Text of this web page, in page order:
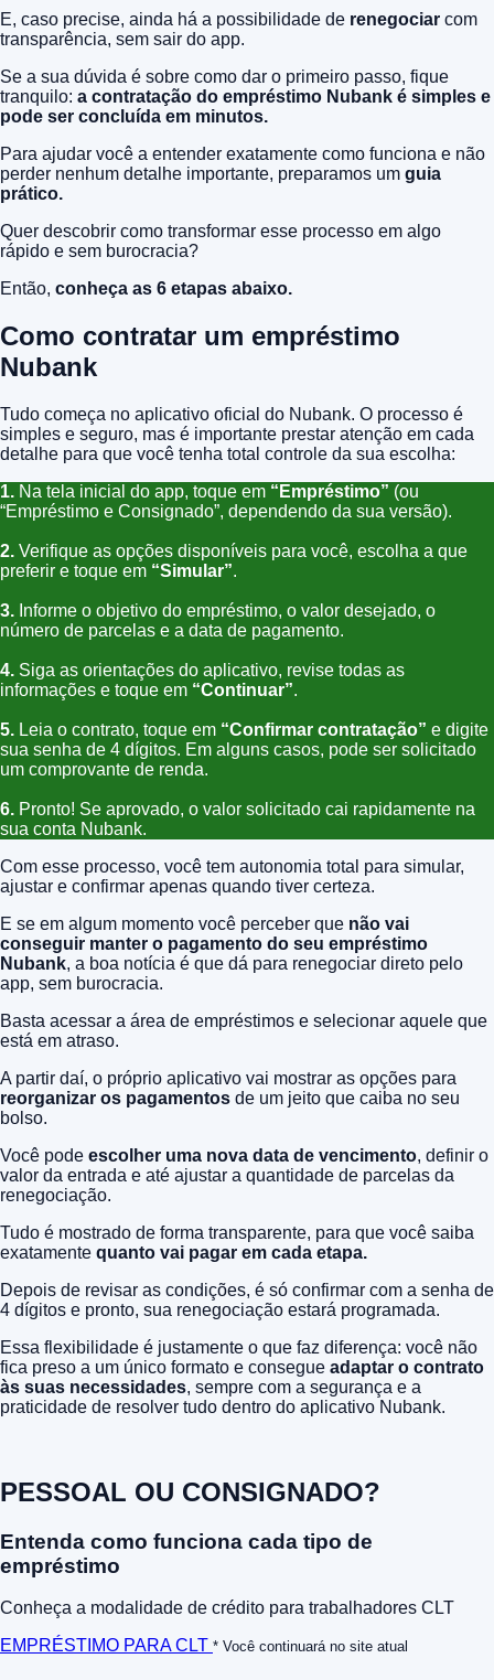
E, caso precise, ainda há a possibilidade de renegociar com
transparência, sem sair do app.
Se a sua dúvida é sobre como dar o primeiro passo, fique
tranquilo: a contratação do empréstimo Nubank é simples e
pode ser concluída em minutos.
Para ajudar você a entender exatamente como funciona e não
perder nenhum detalhe importante, preparamos um guia
prático.
Quer descobrir como transformar esse processo em algo
rápido e sem burocracia?
Então, conheça as 6 etapas abaixo.
Como contratar um empréstimo
Nubank
Tudo começa no aplicativo oficial do Nubank. O processo é
simples e seguro, mas é importante prestar atenção em cada
detalhe para que você tenha total controle da sua escolha:
1. Na tela inicial do app, toque em “Empréstimo” (ou
“Empréstimo e Consignado”, dependendo da sua versão).
2. Verifique as opções disponíveis para você, escolha a que
preferir e toque em “Simular”.
3. Informe o objetivo do empréstimo, o valor desejado, o
número de parcelas e a data de pagamento.
4. Siga as orientações do aplicativo, revise todas as
informações e toque em “Continuar”.
5. Leia o contrato, toque em “Confirmar contratação” e digite
sua senha de 4 dígitos. Em alguns casos, pode ser solicitado
um comprovante de renda.
6. Pronto! Se aprovado, o valor solicitado cai rapidamente na
sua conta Nubank.
Com esse processo, você tem autonomia total para simular,
ajustar e confirmar apenas quando tiver certeza.
E se em algum momento você perceber que não vai
conseguir manter o pagamento do seu empréstimo
Nubank, a boa notícia é que dá para renegociar direto pelo
app, sem burocracia.
Basta acessar a área de empréstimos e selecionar aquele que
está em atraso.
A partir daí, o próprio aplicativo vai mostrar as opções para
reorganizar os pagamentos de um jeito que caiba no seu
bolso.
Você pode escolher uma nova data de vencimento, definir o
valor da entrada e até ajustar a quantidade de parcelas da
renegociação.
Tudo é mostrado de forma transparente, para que você saiba
exatamente quanto vai pagar em cada etapa.
Depois de revisar as condições, é só confirmar com a senha de
4 dígitos e pronto, sua renegociação estará programada.
Essa flexibilidade é justamente o que faz diferença: você não
fica preso a um único formato e consegue adaptar o contrato
às suas necessidades, sempre com a segurança e a
praticidade de resolver tudo dentro do aplicativo Nubank.
PESSOAL OU CONSIGNADO?
Entenda como funciona cada tipo de
empréstimo
Conheça a modalidade de crédito para trabalhadores CLT
EMPRÉSTIMO PARA CLT * Você continuará no site atual